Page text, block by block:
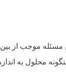
مسئله موجب از
محلول به